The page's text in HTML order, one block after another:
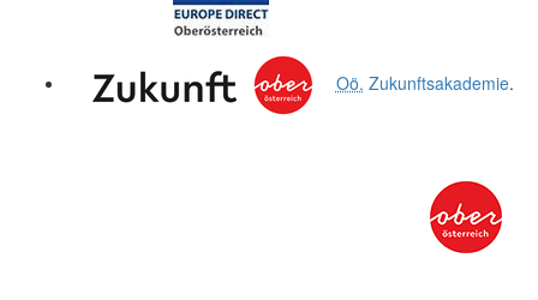
Oö. Zukunftsakademie.